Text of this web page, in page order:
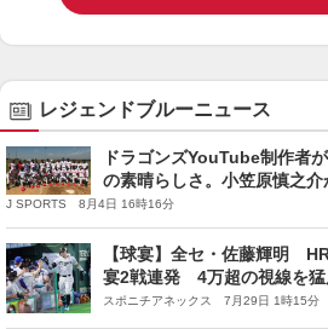
レジェンドブルーニュース
ドラゴンズYouTube制作者
の素晴らしさ。小笠原慎之
J SPORTS 8月4日 16時16分
【球宴】全セ・佐藤輝明
宴2戦連発 4万超の視線を猛
スポニチアネックス 7月29日 1時15分